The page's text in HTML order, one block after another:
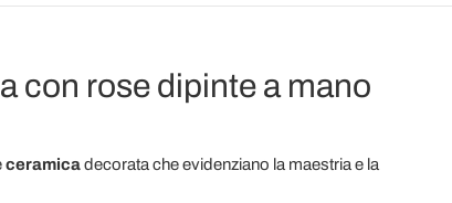
con rose dipinte a mano
ceramicadecorata che evidenziano la maestria e la